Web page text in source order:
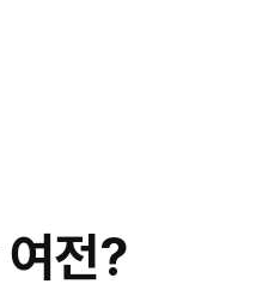
전?